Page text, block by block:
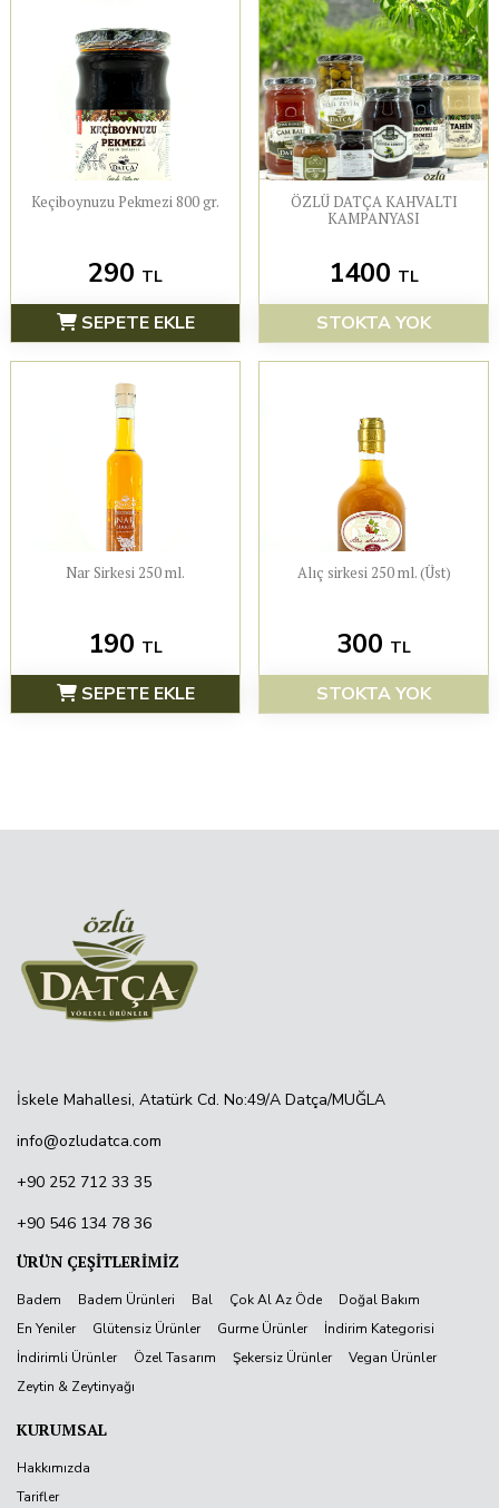
Keçiboynuzu Pekmezi 800 gr.
290 TL
SEPETE EKLE
ÖZLÜ DATÇA KAHVALTI
KAMPANYASI
1400 TL
STOKTA YOK
Nar Sirkesi 250 ml.
190 TL
SEPETE EKLE
Alıç sirkesi 250 ml. (Üst)
300 TL
STOKTA YOK
İskele Mahallesi, Atatürk Cd. No:49/A Datça/MUĞLA
info@ozludatca.com
+90 252 712 33 35
+90 546 134 78 36
ÜRÜN ÇEŞİTLERİMİZ
Badem Badem Ürünleri Bal Çok Al Az Öde
Doğal Bakım
En Yeniler
Glütensiz Ürünler Gurme Ürünler
İndirim Kategorisi
İndirimli Ürünler
Özel Tasarım Şekersiz Ürünler
Vegan Ürünler
Zeytin & Zeytinyağı
KURUMSAL
Hakkımızda
Tarifler